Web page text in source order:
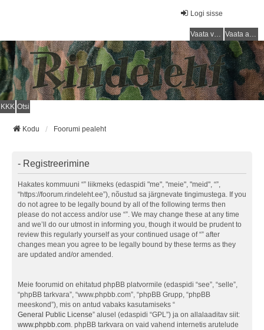
Logi sisse
Vaata vastamata teemasi Vaata aktiivseid teemasid
KKK Otsi
Kodu Foorumi pealeht
- Registreerimine
Hakates kommuuni “” liikmeks (edaspidi "me", "meie", "meid", “”,
“https://foorum.rindeleht.ee”), nõustud sa järgnevate tingimustega. If you
do not agree to be legally bound by all of the following terms then
please do not access and/or use “”. We may change these at any time
and we’ll do our utmost in informing you, though it would be prudent to
review this regularly yourself as your continued usage of “” after
changes mean you agree to be legally bound by these terms as they
are updated and/or amended.
Meie foorumid on ehitatud phpBB platvormile (edaspidi “see”, “selle”,
“phpBB tarkvara”, “www.phpbb.com”, “phpBB Grupp, “phpBB
meeskond”), mis on antud vabaks kasutamiseks “
General Public License” alusel (edaspidi “GPL”) ja on allalaaditav siit:
www.phpbb.com. phpBB tarkvara on vaid vahend internetis arutelude